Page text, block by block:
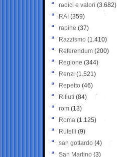
radici e valori (3.682)
RAI (359)
rapine (37)
Razzismo (1.410)
Referendum (200)
Regione (344)
Renzi (1.521)
Repetto (46)
Rifiuti (84)
rom (13)
Roma (1.125)
Rutelli (9)
san gottardo (4)
San Martino (3)